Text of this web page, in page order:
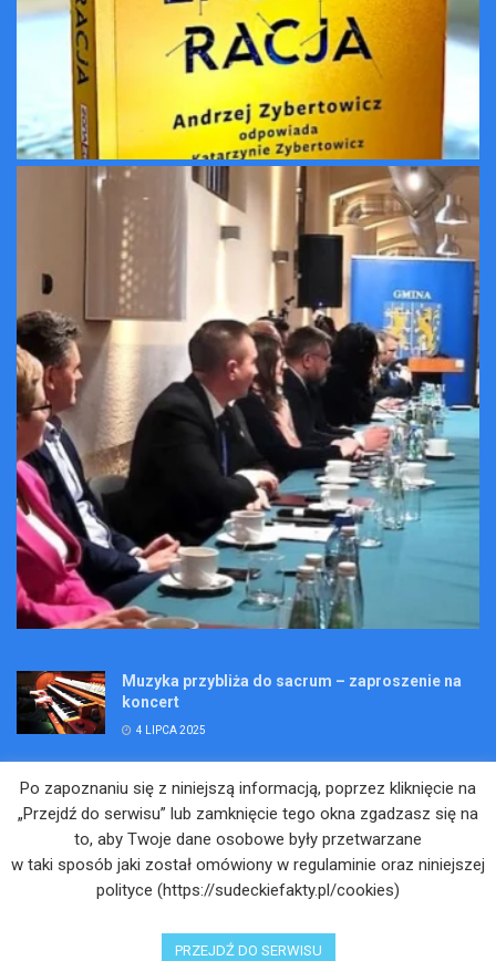
Muzyka przybliża do sacrum – zaproszenie na
koncert
4 LIPCA 2025
Kopalniane Ekspedycje
Adam Maciejczyk: „Chcemy przełamywać
bariery. Nie tylko bólu…”
Po zapoznaniu się z niniejszą informacją, poprzez kliknięcie na
„Przejdź do serwisu” lub zamknięcie tego okna zgadzasz się na
to, aby Twoje dane osobowe były przetwarzane
w taki sposób jaki został omówiony w regulaminie oraz niniejszej
polityce (https://sudeckiefakty.pl/cookies)
PRZEJDŹ DO SERWISU